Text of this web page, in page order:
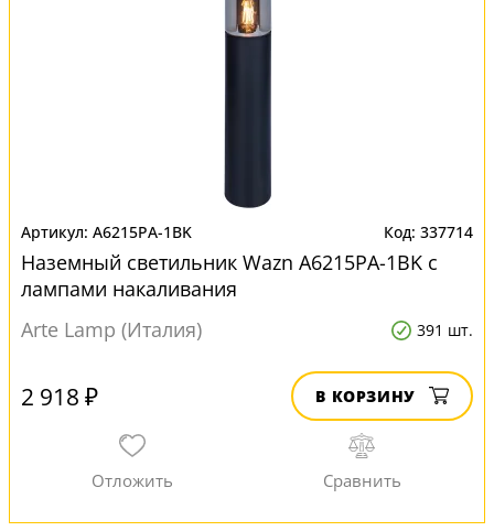
A6215PA-1BK 337714
Наземный светильник Wazn A6215PA-1BK с
лампами накаливания
Arte Lamp (Италия)
391 шт.
2 918 ₽ В КОРЗИНУ